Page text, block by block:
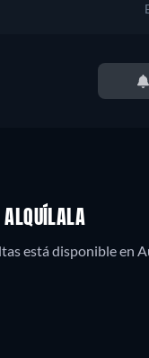
ALQUÍLALA
está disponible en